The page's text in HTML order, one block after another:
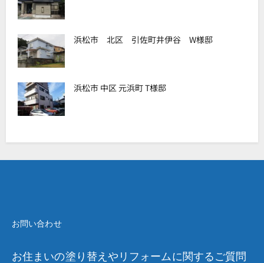
浜松市 北区 引佐町井伊谷 W様邸
浜松市 中区 元浜町 T様邸
お問い合わせ
お住まいの塗り替えやリフォームに関するご質問